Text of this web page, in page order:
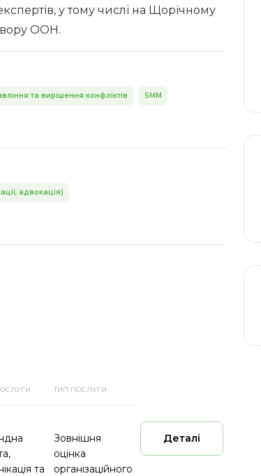
у тому числі на Щорічному
ООН.
та вирішення конфліктів SMM
адвокація)
ТИП ПОСЛУГИ
та
Зовнішня
оцінка
організаційного
Деталі